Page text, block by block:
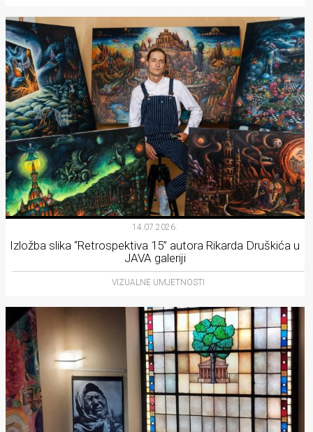
14.07.2026.
Izložba slika “Retrospektiva 15” autora Rikarda Druškića u
JAVA galeriji
VIZUALNE UMJETNOSTI